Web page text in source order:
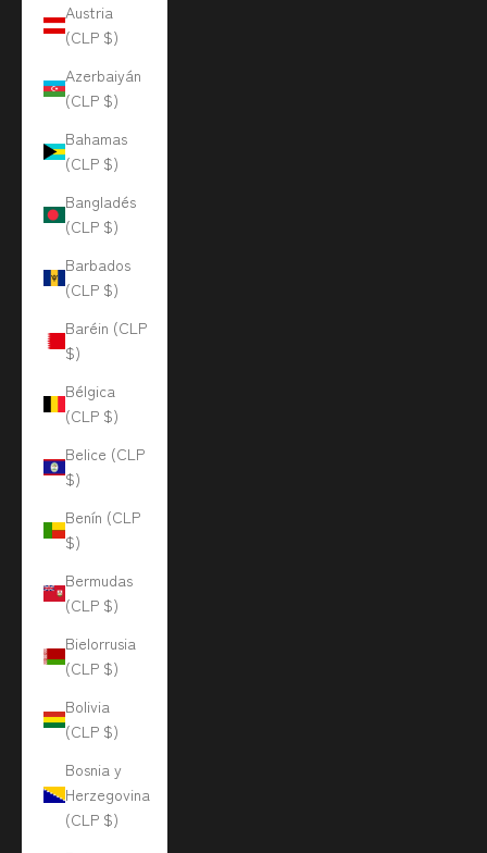
Austria
(CLP $)
Azerbaiyán
(CLP $)
Bahamas
(CLP $)
Bangladés
(CLP $)
Barbados
(CLP $)
Baréin (CLP
$)
Bélgica
(CLP $)
Belice (CLP
$)
Benín (CLP
$)
Bermudas
(CLP $)
Bielorrusia
(CLP $)
Bolivia
(CLP $)
Bosnia y
Herzegovina
(CLP $)